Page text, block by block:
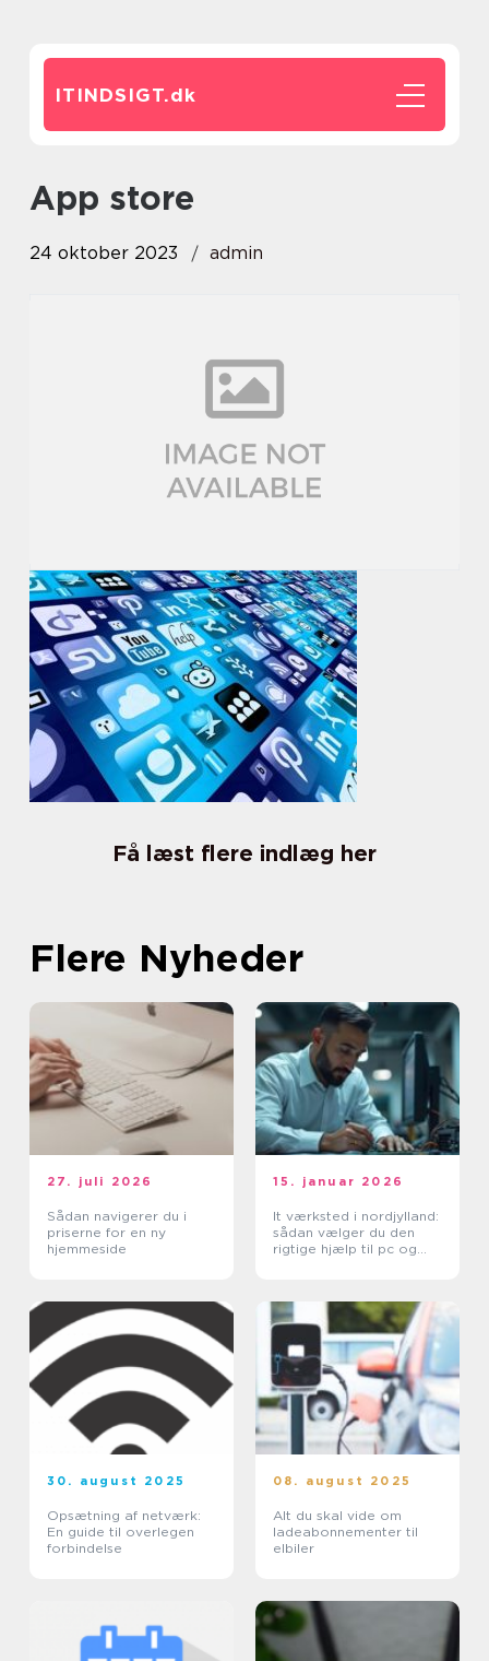
ITINDSIGT.dk
app store
24 oktober 2023 admin
Få læst flere indlæg her
Flere Nyheder
27. juli 2026
Sådan navigerer du i
priserne for en ny
hjemmeside
15. januar 2026
It værksted i nordjylland:
sådan vælger du den
rigtige hjælp til pc og
30. august 2025
Opsætning af netværk:
En guide til overlegen
forbindelse
08. august 2025
Alt du skal vide om
ladeabonnementer til
elbiler